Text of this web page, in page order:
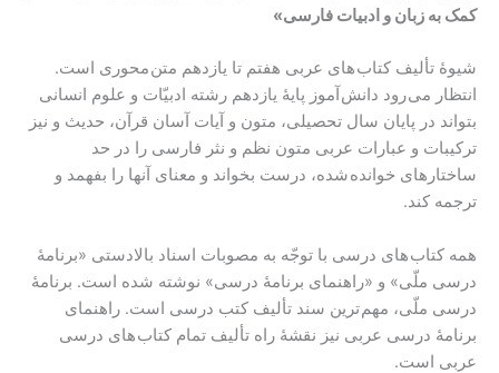
کمک به زبان و ادبیات فارسی»
شیوۀ تألیف کتاب های عربی هفتم تا یازدهم متن محوری است.
انتظار می رود دانش آموز پایۀ یازدهم رشته ادبیّات و علوم انسانی
بتواند در پایان سال تحصیلی، متون و آیات آسان قرآن، حدیث و نیز
ترکیبات و عبارات عربی متون نظم و نثر فارسی را در حد
ساختارهای خوانده شده، درست بخواند و معنای آنها را بفهمد و
ترجمه کند.
همه کتاب های درسی با توجّه به مصوبات اسناد بالادستی «برنامۀ
درسی ملّی» و «راهنمای برنامۀ درسی» نوشته شده است. برنامۀ
درسی ملّی، مهم ترین سند تألیف کتب درسی است. راهنمای
برنامۀ درسی عربی نیز نقشۀ راه تألیف تمام کتاب های درسی
عربی است.